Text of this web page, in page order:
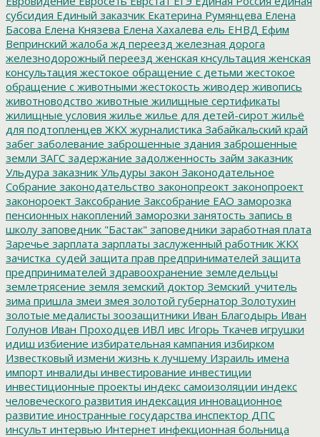
субсидия Единый заказчик Екатерина Румянцева Елена
Басова Елена Князева Елена Хахалева ель ЕНВД Ефим
Вепринский жалоба жд переезд железная дорога
железнодорожный переезд женская кнсультация женская
консультация жестокое обращение с детьми жестокое
обращение с животными жестокость живодер живопись
животноводство животные жилищные сертификаты
жилищные условия жилье жилье для детей-сирот жильё
для подтопленцев ЖКХ журналистика Забайкальский край
забег заболевание заброшенные здания заброшенные
земли ЗАГС задержание задолженность займ заказник
Ульдура заказник Ульдуры закон Законодательное
Собрание законодательство законопреокт законопроект
законороект Заксобрание Заксобрание ЕАО заморозка
пенсионных накоплений заморозки занятость запись в
школу заповедник "Бастак" заповедники заработная плата
Заречье зарплата зарплаты заслуженный работник ЖКХ
зачистка_судей защита прав предпринимателей защита
предпринимателей здравоохранение земледельцы
землетрясение земля земский доктор Земский_учитель
зима пришла змеи змея золотой губернатор Золотухин
золотые медалисты зоозащитники Иван Благодырь Иван
Голунов Иван Проходцев ИВЛ ивс Игорь Ткачев игрушки
идиш избиение избирательная кампания избирком
Известковый измени жизнь к лучшему Израиль имена
импорт инвалиды инвестирование инвестиции
инвестиционные проекты индекс самоизоляции индекс
человеческого развития индексация инновационное
развитие иностранные государства инспектор ДПС
инсульт интервью Интернет инфекционная больница